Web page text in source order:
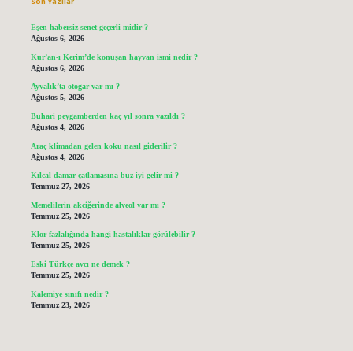
Eşen habersiz senet geçerli midir ?
Ağustos 6, 2026
Kur’an-ı Kerim’de konuşan hayvan ismi nedir ?
Ağustos 6, 2026
Ayvalık’ta otogar var mı ?
Ağustos 5, 2026
Buhari peygamberden kaç yıl sonra yazıldı ?
Ağustos 4, 2026
Araç klimadan gelen koku nasıl giderilir ?
Ağustos 4, 2026
Kılcal damar çatlamasına buz iyi gelir mi ?
Temmuz 27, 2026
Memelilerin akciğerinde alveol var mı ?
Temmuz 25, 2026
Klor fazlalığında hangi hastalıklar görülebilir ?
Temmuz 25, 2026
Eski Türkçe avcı ne demek ?
Temmuz 25, 2026
Kalemiye sınıfı nedir ?
Temmuz 23, 2026